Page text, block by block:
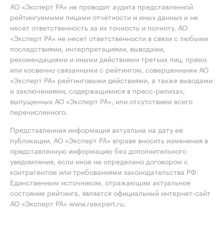
АО «Эксперт РА» не проводит аудита представленной
рейтингуемыми лицами отчётности и иных данных и не
несёт ответственность за их точность и полноту. АО
«Эксперт РА» не несет ответственности в связи с любыми
последствиями, интерпретациями, выводами,
рекомендациями и иными действиями третьих лиц, прямо
или косвенно связанными с рейтингом, совершенными АО
«Эксперт РА» рейтинговыми действиями, а также выводами
и заключениями, содержащимися в пресс-релизах,
выпущенных АО «Эксперт РА», или отсутствием всего
перечисленного.
Представленная информация актуальна на дату её
публикации. АО «Эксперт РА» вправе вносить изменения в
представленную информацию без дополнительного
уведомления, если иное не определено договором с
контрагентом или требованиями законодательства РФ.
Единственным источником, отражающим актуальное
состояние рейтинга, является официальный интернет-сайт
АО «Эксперт РА» www.raexpert.ru.